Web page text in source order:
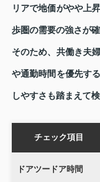
リアで地価がやや上
歩圏の需要の強さが確
そのため、共働き夫
や通勤時間を優先す
しやすさも踏まえて
チェック項目
ドアツードア時間